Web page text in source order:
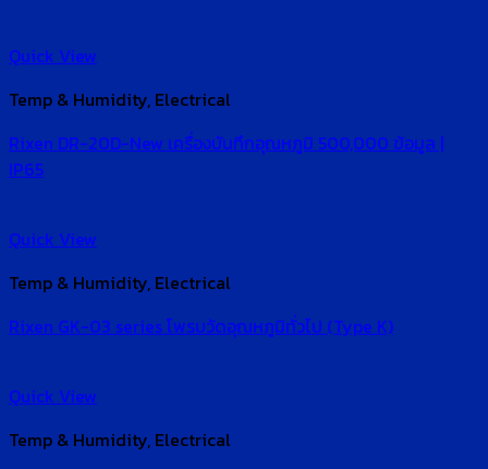
Quick View
Temp & Humidity, Electrical
Rixen DR-20D-New เครื่องบันทึกอุณหภูมิ 500,000 ข้อมูล |
IP65
Quick View
Temp & Humidity, Electrical
Rixen GK-03 series โพรบวัดอุณหภูมิทั่วไป (Type K)
Quick View
Temp & Humidity, Electrical